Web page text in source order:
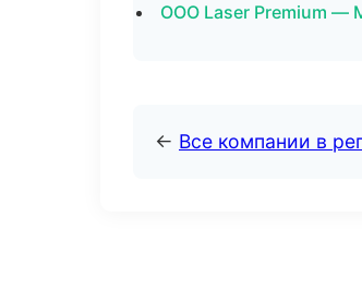
ООО Laser Premium —
← Все компании в